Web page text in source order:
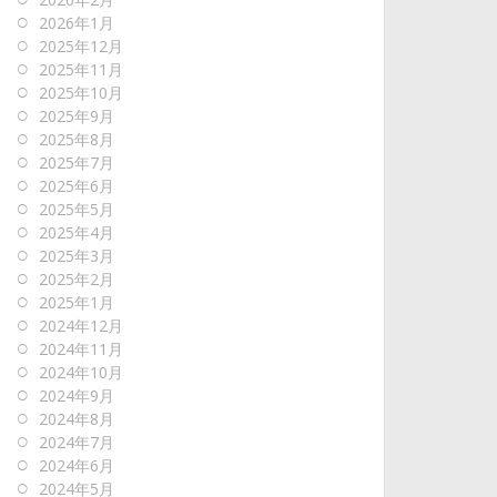
2026年1月
2025年12月
2025年11月
2025年10月
2025年9月
2025年8月
2025年7月
2025年6月
2025年5月
2025年4月
2025年3月
2025年2月
2025年1月
2024年12月
2024年11月
2024年10月
2024年9月
2024年8月
2024年7月
2024年6月
2024年5月